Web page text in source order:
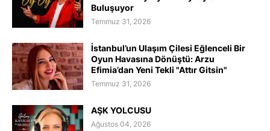
Buluşuyor
Temmuz 31, 2026
İstanbul’un Ulaşım Çilesi Eğlenceli Bir
Oyun Havasına Dönüştü: Arzu
Efimia’dan Yeni Tekli "Attır Gitsin"
Temmuz 31, 2026
AŞK YOLCUSU
Ağustos 04, 2026